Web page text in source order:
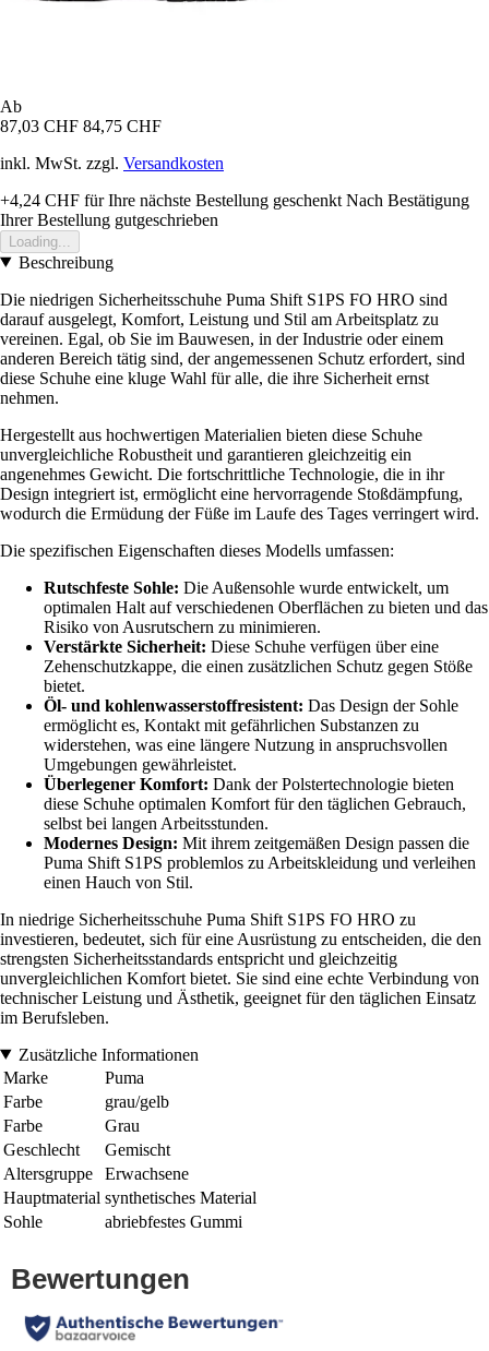
Ab
87,03 CHF 84,75 CHF
inkl. MwSt. zzgl. Versandkosten
+4,24 CHF für Ihre nächste Bestellung geschenkt Nach Bestätigung
Ihrer Bestellung gutgeschrieben
Loading...
Beschreibung
Die niedrigen Sicherheitsschuhe Puma Shift S1PS FO HRO sind
darauf ausgelegt, Komfort, Leistung und Stil am Arbeitsplatz zu
vereinen. Egal, ob Sie im Bauwesen, in der Industrie oder einem
anderen Bereich tätig sind, der angemessenen Schutz erfordert, sind
diese Schuhe eine kluge Wahl für alle, die ihre Sicherheit ernst
nehmen.
Hergestellt aus hochwertigen Materialien bieten diese Schuhe
unvergleichliche Robustheit und garantieren gleichzeitig ein
angenehmes Gewicht. Die fortschrittliche Technologie, die in ihr
Design integriert ist, ermöglicht eine hervorragende Stoßdämpfung,
wodurch die Ermüdung der Füße im Laufe des Tages verringert wird.
Die spezifischen Eigenschaften dieses Modells umfassen:
Rutschfeste Sohle: Die Außensohle wurde entwickelt, um
optimalen Halt auf verschiedenen Oberflächen zu bieten und das
Risiko von Ausrutschern zu minimieren.
Verstärkte Sicherheit: Diese Schuhe verfügen über eine
Zehenschutzkappe, die einen zusätzlichen Schutz gegen Stöße
bietet.
Öl- und kohlenwasserstoffresistent: Das Design der Sohle
ermöglicht es, Kontakt mit gefährlichen Substanzen zu
widerstehen, was eine längere Nutzung in anspruchsvollen
Umgebungen gewährleistet.
Überlegener Komfort: Dank der Polstertechnologie bieten
diese Schuhe optimalen Komfort für den täglichen Gebrauch,
selbst bei langen Arbeitsstunden.
Modernes Design: Mit ihrem zeitgemäßen Design passen die
Puma Shift S1PS problemlos zu Arbeitskleidung und verleihen
einen Hauch von Stil.
In niedrige Sicherheitsschuhe Puma Shift S1PS FO HRO zu
investieren, bedeutet, sich für eine Ausrüstung zu entscheiden, die den
strengsten Sicherheitsstandards entspricht und gleichzeitig
unvergleichlichen Komfort bietet. Sie sind eine echte Verbindung von
technischer Leistung und Ästhetik, geeignet für den täglichen Einsatz
im Berufsleben.
Zusätzliche Informationen
Marke
Puma
Farbe
grau/gelb
Farbe
Grau
Geschlecht
Gemischt
Altersgruppe
Erwachsene
Hauptmaterial synthetisches Material
Sohle
abriebfestes Gummi